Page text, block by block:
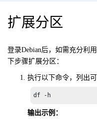
扩展分区
登录Debian后，如需充分利
下步骤扩展分区：
执行以下命令，列出
df -h
输出示例：